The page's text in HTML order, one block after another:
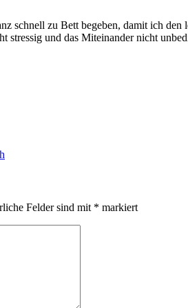
schnell zu Bett begeben, damit ich
stressig und das Miteinander nicht
Felder sind mit * markiert